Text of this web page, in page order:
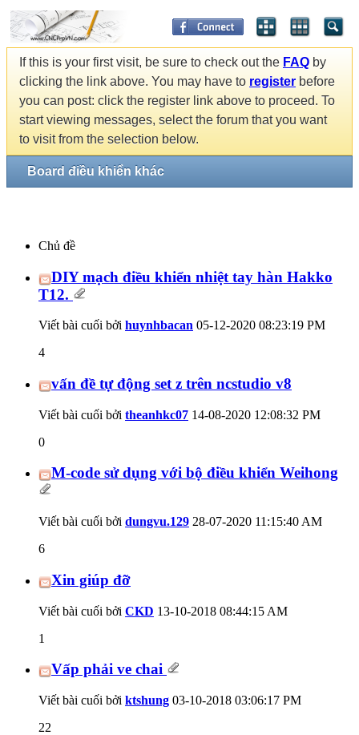
If this is your first visit, be sure to check out the FAQ by
clicking the link above. You may have to register before
you can post: click the register link above to proceed. To
start viewing messages, select the forum that you want
to visit from the selection below.
Board điều khiển khác
Chủ đề
DIY mạch điều khiển nhiệt tay hàn Hakko
T12.
Viết bài cuối bởi huynhbacan 05-12-2020 08:23:19 PM
4
vấn đề tự động set z trên ncstudio v8
Viết bài cuối bởi theanhkc07 14-08-2020 12:08:32 PM
0
M-code sử dụng với bộ điều khiển Weihong
Viết bài cuối bởi dungvu.129 28-07-2020 11:15:40 AM
6
Xin giúp đỡ
Viết bài cuối bởi CKD 13-10-2018 08:44:15 AM
1
Vấp phải ve chai
Viết bài cuối bởi ktshung 03-10-2018 03:06:17 PM
22